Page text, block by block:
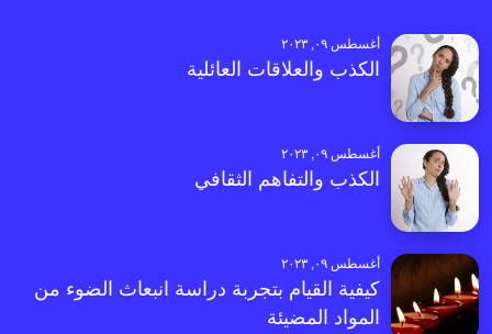
أغسطس ٠٩, ٢٠٢٣
الكذب والعلاقات العائلية
أغسطس ٠٩, ٢٠٢٣
الكذب والتفاهم الثقافي
أغسطس ٠٩, ٢٠٢٣
كيفية القيام بتجربة دراسة انبعاث الضوء من
المواد المضيئة